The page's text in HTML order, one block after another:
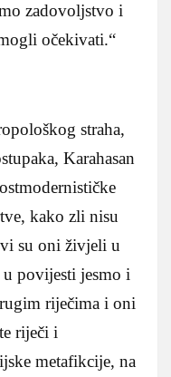
zadovoljstvo i
očekivati.“
straha,
Karahasan
kako zli nisu
su oni živjeli u
povijesti jesmo i
riječima i oni
riječi i
metafikcije, na